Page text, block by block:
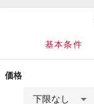
基本条件
価格
下限なし